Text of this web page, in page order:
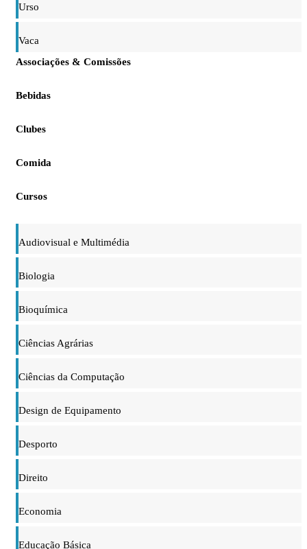
Urso
Vaca
Associações & Comissões
Bebidas
Clubes
Comida
Cursos
Audiovisual e Multimédia
Biologia
Bioquímica
Ciências Agrárias
Ciências da Computação
Design de Equipamento
Desporto
Direito
Economia
Educação Básica